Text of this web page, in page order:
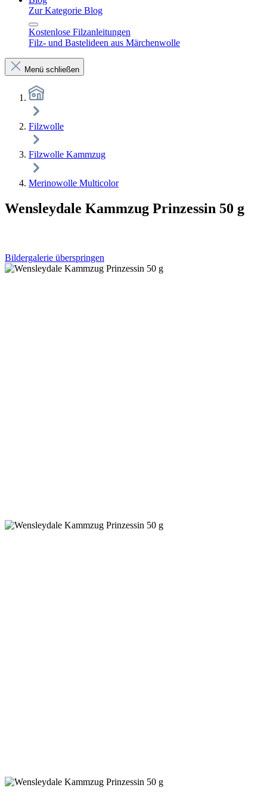
Zur Kategorie Blog
Kostenlose Filzanleitungen
Filz- und Bastelideen aus Märchenwolle
Menü schließen
Filzwolle
Filzwolle Kammzug
Merinowolle Multicolor
Wensleydale Kammzug Prinzessin 50 g
Bildergalerie überspringen